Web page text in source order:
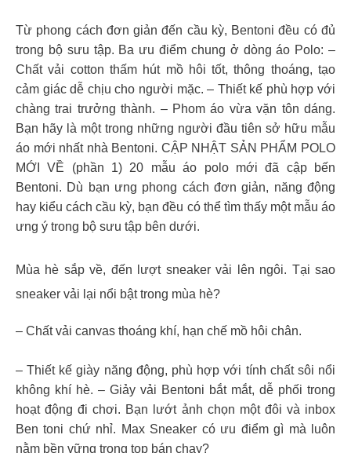
Từ phong cách đơn giản đến cầu kỳ, Bentoni đều có đủ
trong bộ sưu tập. Ba ưu điểm chung ở dòng áo Polo: –
Chất vải cotton thấm hút mồ hôi tốt, thông thoáng, tạo
cảm giác dễ chịu cho người mặc. – Thiết kế phù hợp với
chàng trai trưởng thành. – Phom áo vừa vặn tôn dáng.
Bạn hãy là một trong những người đầu tiên sở hữu mẫu
áo mới nhất nhà Bentoni. CẬP NHẬT SẢN PHẨM POLO
MỚI VỀ (phần 1) 20 mẫu áo polo mới đã cập bến
Bentoni. Dù bạn ưng phong cách đơn giản, năng động
hay kiểu cách cầu kỳ, bạn đều có thể tìm thấy một mẫu áo
ưng ý trong bộ sưu tập bên dưới.
Mùa hè sắp về, đến lượt sneaker vải lên ngôi. Tại sao
sneaker vải lại nổi bật trong mùa hè?
– Chất vải canvas thoáng khí, hạn chế mồ hôi chân.
– Thiết kế giày năng động, phù hợp với tính chất sôi nổi
không khí hè. – Giảy vải Bentoni bắt mắt, dễ phối trong
hoạt động đi chơi. Bạn lướt ảnh chọn một đôi và inbox
Ben toni chứ nhỉ. Max Sneaker có ưu điểm gì mà luôn
nằm bền vững trong top bán chạy?